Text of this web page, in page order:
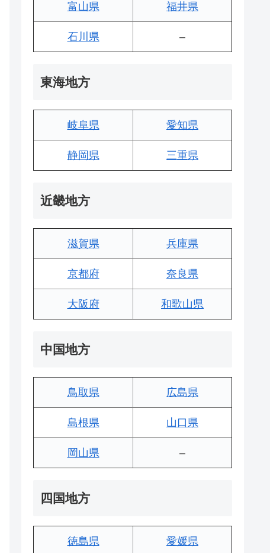
富山県 福井県
石川県 –
東海地方
岐阜県 愛知県
静岡県 三重県
近畿地方
滋賀県 兵庫県
京都府 奈良県
大阪府 和歌山県
中国地方
鳥取県 広島県
島根県 山口県
岡山県 –
四国地方
徳島県 愛媛県